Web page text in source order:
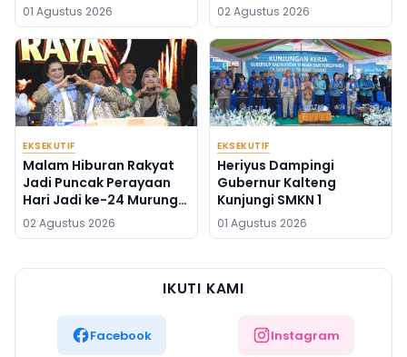
Kalteng
01 Agustus 2026 Silaturahmi
02 Agustus 2026
EKSEKUTIF
Malam Hiburan Rakyat
Jadi Puncak Perayaan
Hari Jadi ke-24 Murung
Raya
02 Agustus 2026
EKSEKUTIF
Heriyus Dampingi
Gubernur Kalteng
Kunjungi SMKN 1
01 Agustus 2026
IKUTI KAMI
Facebook Instagram